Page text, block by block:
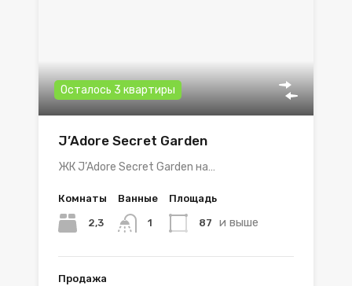
Осталось 3 квартиры
J’Adore Secret Garden
ЖК J’Adore Secret Garden на…
Комнаты
2,3
Ванные
1
Площадь
87 и выше
Продажа